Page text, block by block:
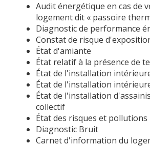
Audit énergétique en cas de
logement dit « passoire
Diagnostic de performance
Constat de risque
État d'amiante
État relatif à la présence de
État de l'installation
État de l'installation
État de l'installation
collectif
État des risques et pollutions
Diagnostic Bruit
Carnet d'information du